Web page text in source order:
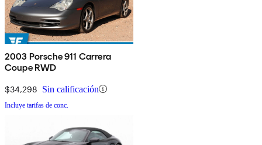
2003 Porsche 911 Carrera
Coupe RWD
$34,298 Sin calificación
Incluye tarifas de conc.